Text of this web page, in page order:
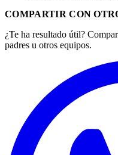
COMPARTIR CON
¿Te ha resultado útil?
padres u otros equipos.